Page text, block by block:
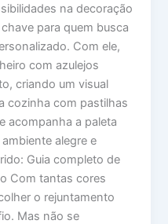
na decoração
para quem busca
Com ele,
com azulejos
criando um visual
cozinha com pastilhas
acompanha a paleta
alegre e
Guia completo de
Com tantas cores
o rejuntamento
Mas não se